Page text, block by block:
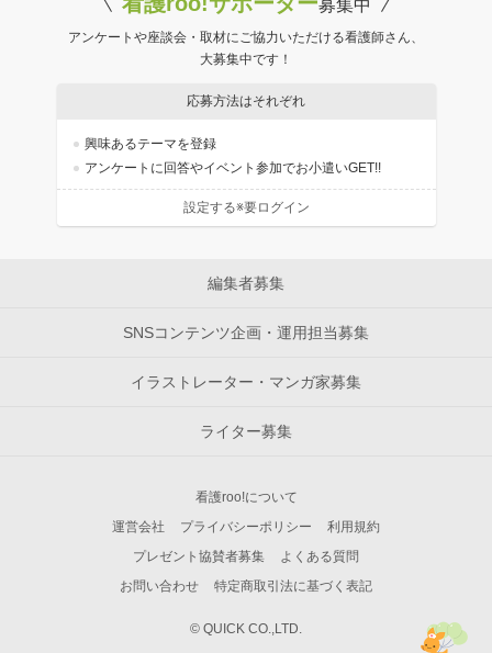
募集中
アンケートや座談会・取材にご協力いただける看護師さん、
大募集中です！
応募方法はそれぞれ
興味あるテーマを登録
アンケートに回答やイベント参加でお小遣いGET!!
設定する※要ログイン
編集者募集
SNSコンテンツ企画・運用担当募集
イラストレーター・マンガ家募集
ライター募集
看護roo!について
運営会社
プライバシーポリシー
利用規約
プレゼント協賛者募集
よくある質問
お問い合わせ
特定商取引法に基づく表記
© QUICK CO.,LTD.